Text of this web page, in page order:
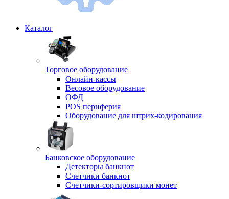
Каталог
Торговое оборудование
Онлайн-кассы
Весовое оборудование
ОФД
POS периферия
Оборудование для штрих-кодирования
Банковское оборудование
Детекторы банкнот
Счетчики банкнот
Счетчики-сортировщики монет